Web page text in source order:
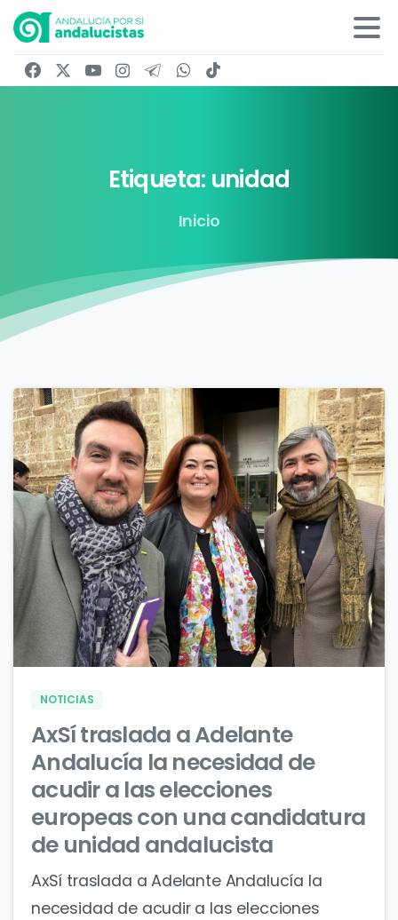
Etiqueta: unidad
Inicio
0 0
NOTICIAS
AxSí traslada a Adelante
Andalucía la necesidad de
acudir a las elecciones
europeas con una candidatura
de unidad andalucista
AxSí traslada a Adelante Andalucía la
necesidad de acudir a las elecciones